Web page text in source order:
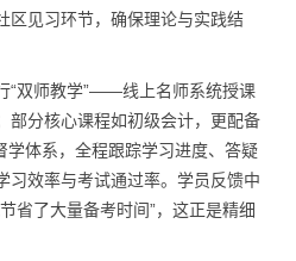
区见习环节，确保理论与实践结
“双师教学”——线上名师系统授课
部分核心课程如初级会计，更配备
学体系，全程跟踪学习进度、答疑
习效率与考试通过率。学员反馈中
省了大量备考时间”，这正是精细